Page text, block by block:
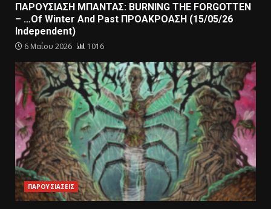
ΠΑΡΟΥΣΙΑΣΗ ΜΠΑΝΤΑΣ: BURNING THE FORGOTTEN
– …Of Winter And Past ΠΡΟΑΚΡΟΑΣΗ (15/05/26
Independent)
6 Μαΐου 2026 1016
ΠΑΡΟΥΣΙΑΣΕΙΣ